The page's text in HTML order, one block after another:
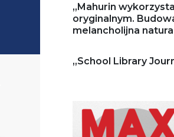
„Mahurin
oryginalnym.
melancholijna
„School Library